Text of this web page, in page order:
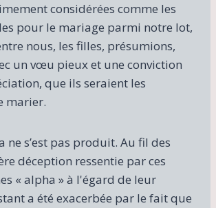
considérées comme les
pour le mariage parmi notre lot,
nous, les filles, présumions,
un vœu pieux et une conviction
que ils seraient les
marier.
ne s’est pas produit. Au fil des
déception ressentie par ces
« alpha » à l'égard de leur
a été exacerbée par le fait que